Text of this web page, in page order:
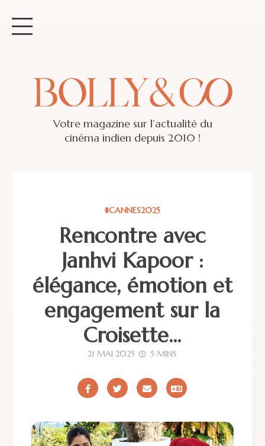
Votre magazine sur l’actualité du
cinéma indien depuis 2010 !
#CANNES2025
Rencontre avec
Janhvi Kapoor :
élégance, émotion et
engagement sur la
Croisette...
21 MAI 2025 5 MINS